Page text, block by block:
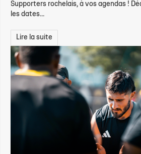
Supporters rochelais, à vos agendas !
les dates...
Lire la suite